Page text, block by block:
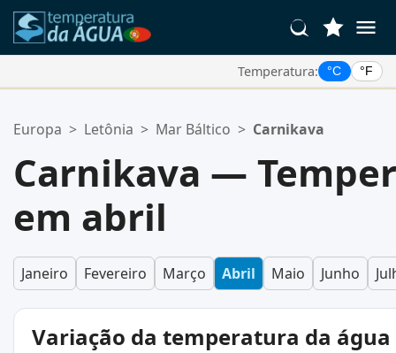
Temperatura: °C °F
Sua lista de favoritos está vazia.
Europa > Letônia > Mar Báltico > Carnikava
Carnikava —
em abril
Janeiro Fevereiro Março Abril Maio Junho
Variação da temperatura da água